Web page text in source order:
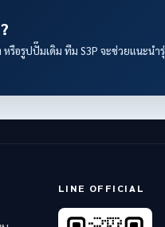
รือรูปปั๊มเดิม ทีม S3P จะช่วยแนะน
LINE OFFICIAL